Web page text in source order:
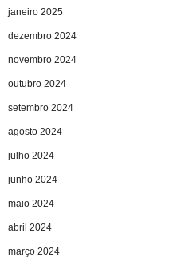
janeiro 2025
dezembro 2024
novembro 2024
outubro 2024
setembro 2024
agosto 2024
julho 2024
junho 2024
maio 2024
abril 2024
março 2024